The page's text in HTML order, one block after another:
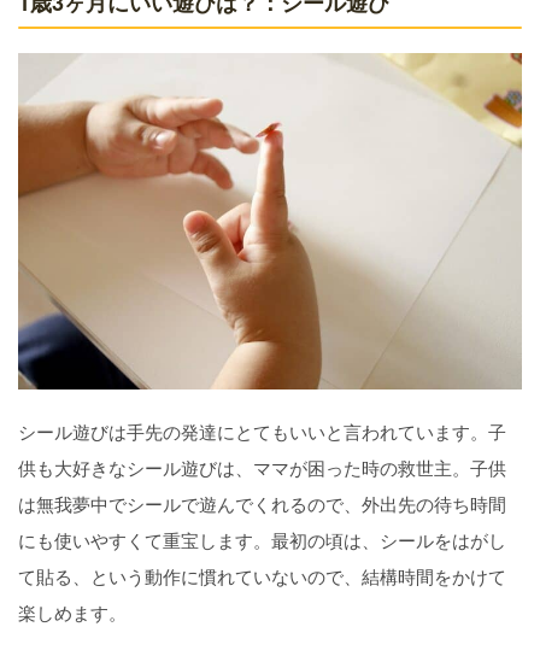
シール遊びは手先の発達にとてもいいと言われています。子
供も大好きなシール遊びは、ママが困った時の救世主。子供
は無我夢中でシールで遊んでくれるので、外出先の待ち時間
にも使いやすくて重宝します。最初の頃は、シールをはがし
て貼る、という動作に慣れていないので、結構時間をかけて
楽しめます。